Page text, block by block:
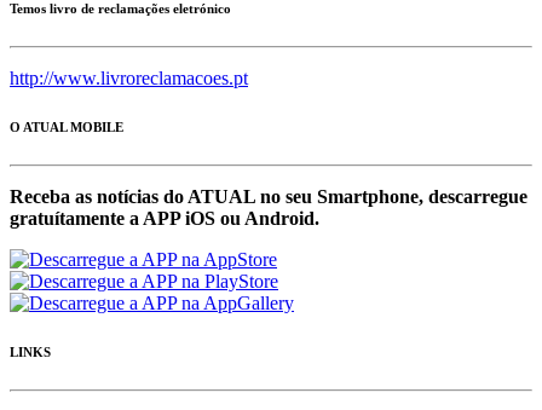
Temos livro de reclamações eletrónico
http://www.livroreclamacoes.pt
O ATUAL MOBILE
Receba as notícias do ATUAL no seu Smartphone, descarregue
gratuítamente a APP iOS ou Android.
LINKS